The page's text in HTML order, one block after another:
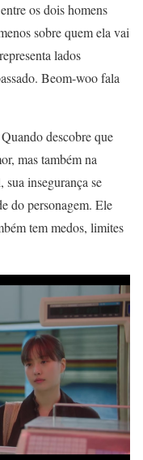
os dois homens
sobre quem ela vai
lados
Beom-woo fala
descobre que
mas também na
sua insegurança se
do personagem. Ele
tem medos, limites